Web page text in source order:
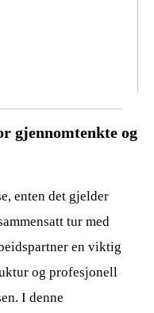
gjennomtenkte og
enten det gjelder
tur med
en viktig
og profesjonell
I denne